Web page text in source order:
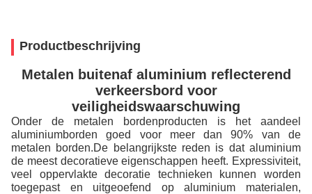
Productbeschrijving
Metalen buitenaf aluminium reflecterend
verkeersbord voor
veiligheidswaarschuwing
Onder de metalen bordenproducten is het aandeel
aluminiumborden goed voor meer dan 90% van de
metalen borden.De belangrijkste reden is dat aluminium
de meest decoratieve eigenschappen heeft. Expressiviteit,
veel oppervlakte decoratie technieken kunnen worden
toegepast en uitgeoefend op aluminium materialen,